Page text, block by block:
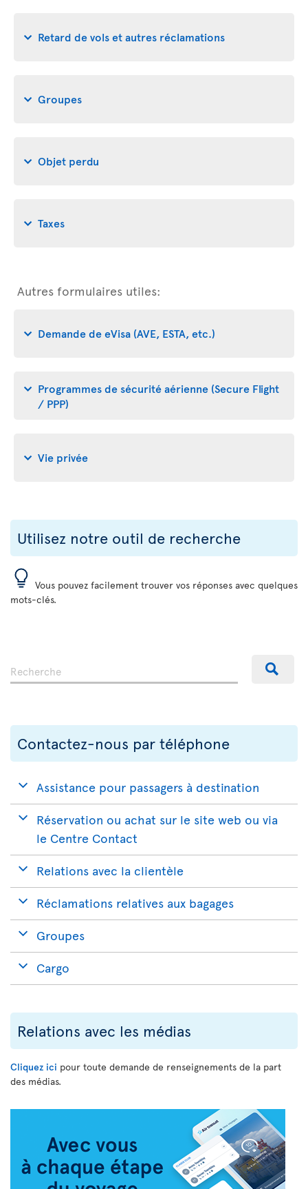
Retard de vols et autres réclamations
Groupes
Objet perdu
Taxes
Autres formulaires utiles:
Demande de eVisa (AVE, ESTA, etc.)
Programmes de sécurité aérienne (Secure Flight
/ PPP)
Vie privée
Utilisez notre outil de recherche
Vous pouvez facilement trouver vos réponses avec quelques
mots-clés.
Contactez-nous par téléphone
Assistance pour passagers à destination
Réservation ou achat sur le site web ou via
le Centre Contact
Relations avec la clientèle
Réclamations relatives aux bagages
Groupes
Cargo
Relations avec les médias
Cliquez ici pour toute demande de renseignements de la part
des médias.